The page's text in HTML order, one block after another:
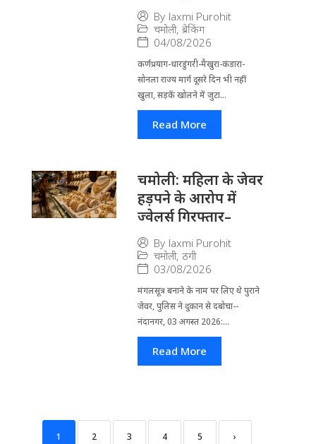
By laxmi Purohit
चमोली, ब्रेकिंग
04/08/2026
कर्णप्रयाग-धारडुंगरी-मैखुरा-कंडारा-
सोनला राज्य मार्ग दूसरे दिन भी नहीं
खुला, सड़कें खोलने में जुटा...
Read More
चमोली: महिला के जेवर
हड़पने के आरोप में
ज्वेलर्स गिरफ्तार–
By laxmi Purohit
चमोली, ठगी
03/08/2026
मंगलसूत्र बनाने के नाम पर लिए थे पुराने
जेवर, पुलिस ने दुकान से दबोचा--
नंदानगर, 03 अगस्त 2026:...
Read More
1 2 3 4 5 ›